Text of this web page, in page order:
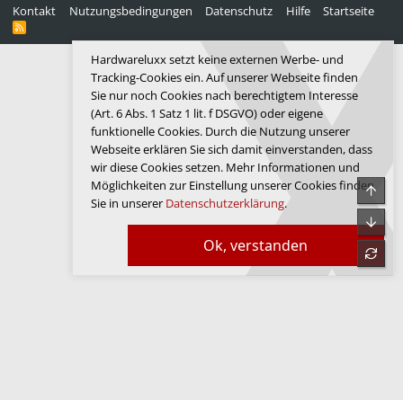
Kontakt
Nutzungsbedingungen Datenschutz Hilfe Startseite
R
Ok, verstanden
Hardwareluxx setzt keine externen Werbe- und
Tracking-Cookies ein. Auf unserer Webseite finden
Sie nur noch Cookies nach berechtigtem Interesse
(Art. 6 Abs. 1 Satz 1 lit. f DSGVO) oder eigene
funktionelle Cookies. Durch die Nutzung unserer
Webseite erklären Sie sich damit einverstanden, dass
wir diese Cookies setzen. Mehr Informationen und
Möglichkeiten zur Einstellung unserer Cookies finden
Sie in unserer Datenschutzerklärung.